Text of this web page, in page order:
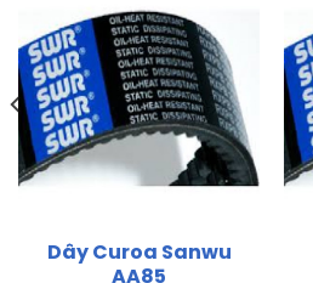
Dây Curoa Sanwu
AA85